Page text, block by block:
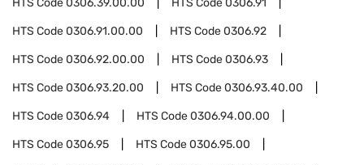
HTS Code0306.39.00.00 HTS Code0306.91
HTS Code0306.91.00.00 HTS Code0306.92
HTS Code0306.92.00.00 HTS Code0306.93
HTS Code0306.93.20.00 HTS Code0306.93.40.00
HTS Code0306.94 HTS Code0306.94.00.00
HTS Code0306.95 HTS Code0306.95.00